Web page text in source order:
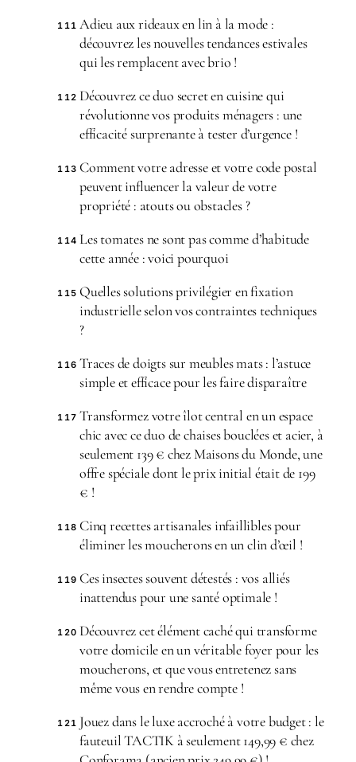
111 Adieu aux rideaux en lin à la mode :
découvrez les nouvelles tendances estivales
qui les remplacent avec brio !
112 Découvrez ce duo secret en cuisine qui
révolutionne vos produits ménagers : une
efficacité surprenante à tester d’urgence !
113 Comment votre adresse et votre code postal
peuvent influencer la valeur de votre
propriété : atouts ou obstacles ?
114 Les tomates ne sont pas comme d’habitude
cette année : voici pourquoi
115 Quelles solutions privilégier en fixation
industrielle selon vos contraintes techniques
?
116 Traces de doigts sur meubles mats : l’astuce
simple et efficace pour les faire disparaître
117 Transformez votre îlot central en un espace
chic avec ce duo de chaises bouclées et acier, à
seulement 139 € chez Maisons du Monde, une
offre spéciale dont le prix initial était de 199
€ !
118 Cinq recettes artisanales infaillibles pour
éliminer les moucherons en un clin d’œil !
119 Ces insectes souvent détestés : vos alliés
inattendus pour une santé optimale !
120 Découvrez cet élément caché qui transforme
votre domicile en un véritable foyer pour les
moucherons, et que vous entretenez sans
même vous en rendre compte !
121 Jouez dans le luxe accroché à votre budget : le
fauteuil TACTIK à seulement 149,99 € chez